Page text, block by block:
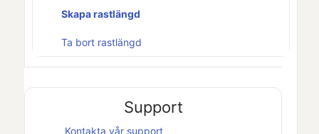
Skapa rastlängd
Ta bort rastlängd
Support
Kontakta vår support